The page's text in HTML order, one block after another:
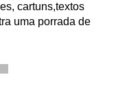
cartuns,textos
uma porrada de